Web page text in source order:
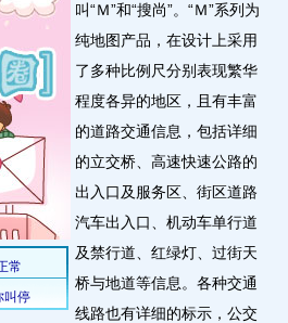
叫“Ｍ”和“搜尚”。“Ｍ”系列为
纯地图产品，在设计上采用
了多种比例尺分别表现繁华
程度各异的地区，且有丰富
的道路交通信息，包括详细
的立交桥、高速快速公路的
出入口及服务区、街区道路
汽车出入口、机动车单行道
及禁行道、红绿灯、过街天
桥与地道等信息。各种交通
线路也有详细的标示，公交